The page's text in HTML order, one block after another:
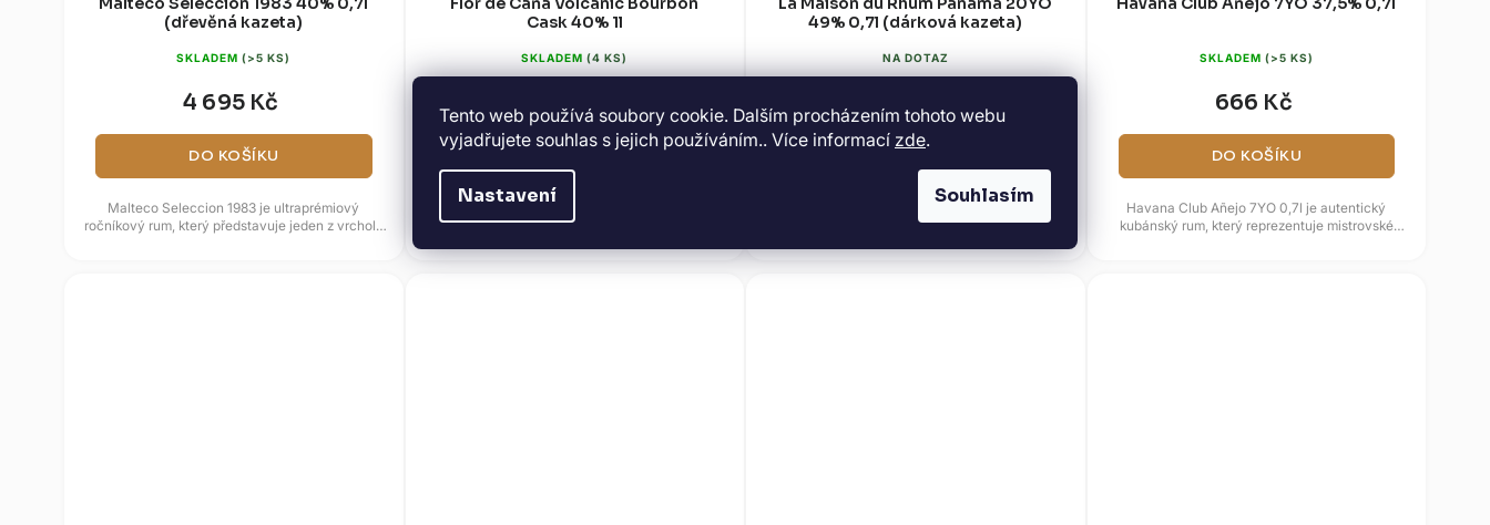
Tento web používá soubory cookie. Dalším procházením tohoto webu
vyjadřujete souhlas s jejich používáním.. Více informací zde.
Nastavení Souhlasím
(dřevěná kazeta)
SKLADEM(>5 KS)
4 695 Kč
DO KOŠÍKU
Malteco Seleccion 1983 je ultraprémiový
ročníkový rum, který představuje jeden z vrcholů
Cask 40% 1l
SKLADEM(4 KS)
1 145 Kč
DO KOŠÍKU
Prémiový nikaragujský rum Flor de Caña Volcanic
Bourbon Cask nabízí neotřelý chuťový zážitek z
49% 0,7l (dárková kazeta)
NA DOTAZ
La Maison du Rhum Panama 20YO je prémiový
rum s obsahem alkoholu 49 %, pocházející z
SKLADEM (>5 KS)
666 Kč
DO KOŠÍKU
Havana Club Añejo 7YO 0,7l je autentický
kubánský rum, který reprezentuje mistrovské